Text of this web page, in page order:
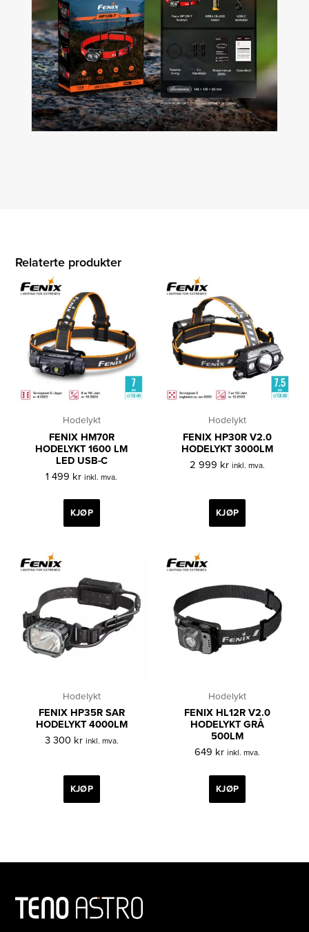
Relaterte produkter
Hodelykt
FENIX HM70R
HODELYKT 1600 LM
LED USB-C
1 499 kr inkl. mva.
KJØP
Hodelykt
FENIX HP30R V2.0
HODELYKT 3000LM
2 999 kr inkl. mva.
KJØP
Hodelykt
FENIX HP35R SAR
HODELYKT 4000LM
3 300 kr inkl. mva.
KJØP
Hodelykt
FENIX HL12R V2.0
HODELYKT GRÅ
500LM
649 kr inkl. mva.
KJØP